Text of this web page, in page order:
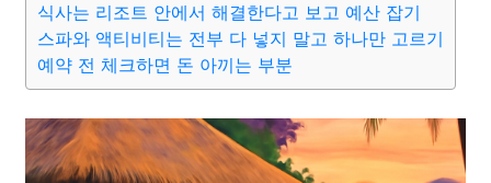
식사는 리조트 안에서 해결한다고 보고 예산 잡기
스파와 액티비티는 전부 다 넣지 말고 하나만 고르기
예약 전 체크하면 돈 아끼는 부분